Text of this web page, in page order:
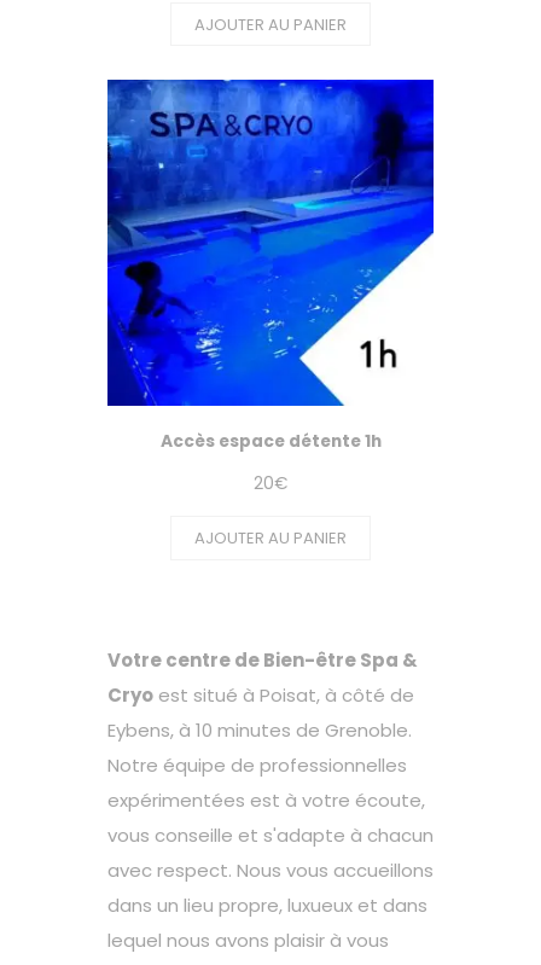
AJOUTER AU PANIER
Accès espace détente 1h
20€
AJOUTER AU PANIER
Votre centre de Bien-être Spa &
Cryo est situé à Poisat, à côté de
Eybens, à 10 minutes de Grenoble.
Notre équipe de professionnelles
expérimentées est à votre écoute,
vous conseille et s'adapte à chacun
avec respect. Nous vous accueillons
dans un lieu propre, luxueux et dans
lequel nous avons plaisir à vous